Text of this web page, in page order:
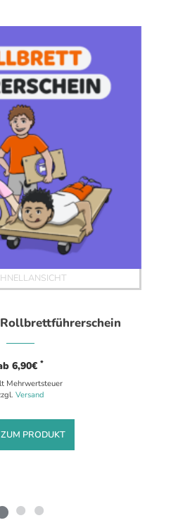
Dieses Produkt weist mehrere Varianten auf. Die Optionen können auf der Produktseite gewählt werden
6,90€ *
Mehrwertsteuer
Versand
ZUM PRODUKT